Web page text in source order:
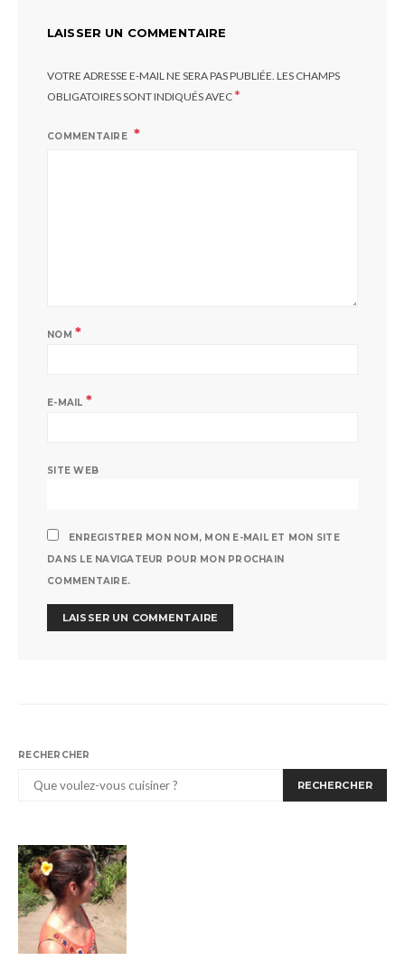
LAISSER UN COMMENTAIRE
VOTRE ADRESSE E-MAIL NE SERA PAS PUBLIÉE. LES CHAMPS
OBLIGATOIRES SONT INDIQUÉS AVEC*
COMMENTAIRE
NOM *
E-MAIL *
SITE WEB
ENREGISTRER MON NOM, MON E-MAIL ET MON SITE
DANS LE NAVIGATEUR POUR MON PROCHAIN
COMMENTAIRE.
RECHERCHER
RECHERCHER